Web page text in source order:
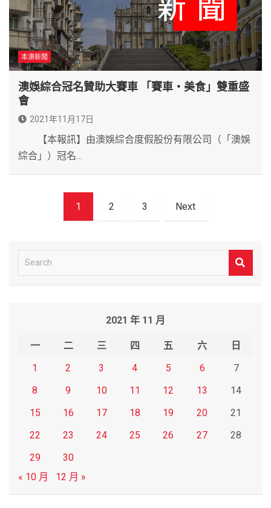
本澳新聞
澳娛綜合冠名贊助大賽車 「賽車‧美食」雙重盛
會
2021年11月17日
【本報訊】由澳娛綜合度假股份有限公司（「澳娛
綜合」）冠名…
1 2 3 Next
e
2021 年 11 月
一 二 三 四 五 六
日
1
2 3 4 5 6
7
8
9 10 11 12 13
14
15
16 17 18 19 20
21
22
23 24 25 26 27
28
29
30
« 10 月
12 月 »